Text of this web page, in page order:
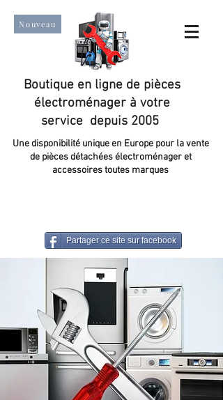
Nouveau
Boutique en ligne de pièces
électroménager à votre
service depuis 2005
Une disponibilité unique en Europe pour la vente
de pièces détachées électroménager et
accessoires toutes marques
Partager ce site sur facebook